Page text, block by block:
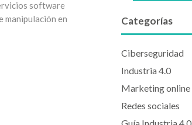
software
manipulación en
Categorías
Ciberseguridad
Industria 4.0
Marketing online
Redes sociales